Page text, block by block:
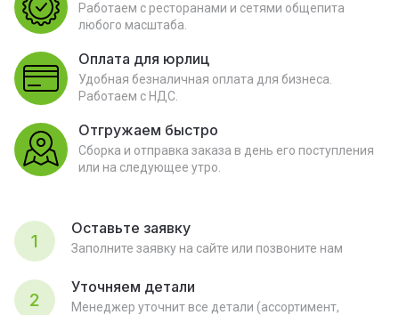
Работаем с ресторанами и сетями общепита
любого масштаба.
Оплата для юрлиц
Удобная безналичная оплата для бизнеса.
Работаем с НДС.
Отгружаем быстро
Сборка и отправка заказа в день его поступления
или на следующее утро.
1
Оставьте заявку
Заполните заявку на сайте или позвоните нам
2
Уточняем детали
Менеджер уточнит все детали (ассортимент,